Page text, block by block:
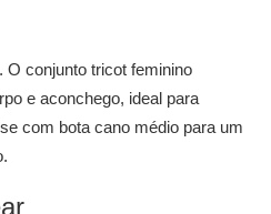
O conjunto tricot feminino
e aconchego, ideal para
com bota cano médio para um